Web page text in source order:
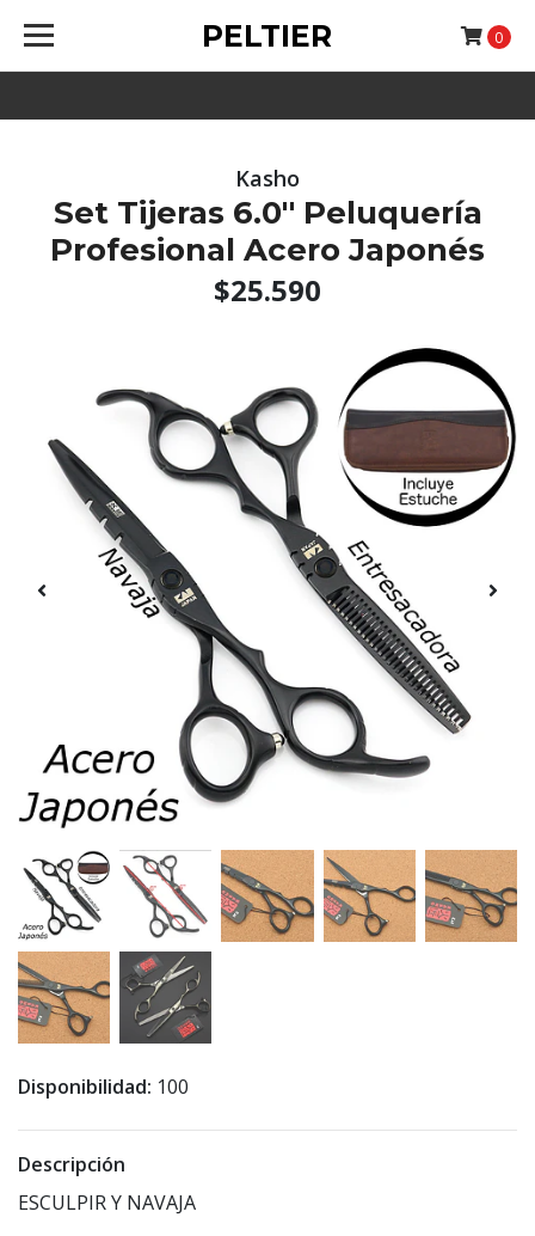
PELTIER 0
Kasho
Set Tijeras 6.0'' Peluquería
Profesional Acero Japonés
$25.590
Disponibilidad: 100
Descripción
ESCULPIR Y NAVAJA